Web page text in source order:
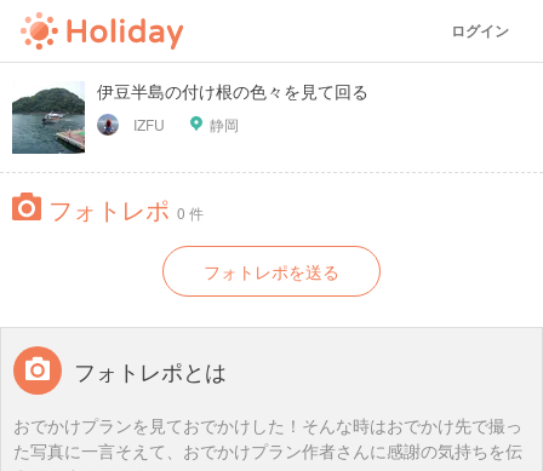
ログイン
伊豆半島の付け根の色々を見て回る
IZFU 静岡
フォトレポ 0 件
フォトレポを送る
フォトレポとは
おでかけプランを見ておでかけした！そんな時はおでかけ先で撮っ
た写真に一言そえて、おでかけプラン作者さんに感謝の気持ちを伝